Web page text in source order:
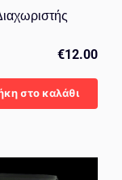
€12.00
στο καλάθι